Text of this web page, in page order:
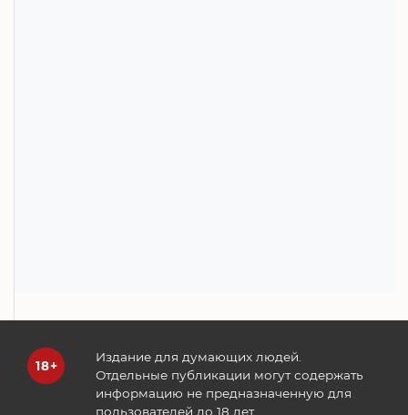
Издание для думающих людей.
Отдельные публикации могут содержать
информацию не предназначенную для
пользователей до 18 лет.